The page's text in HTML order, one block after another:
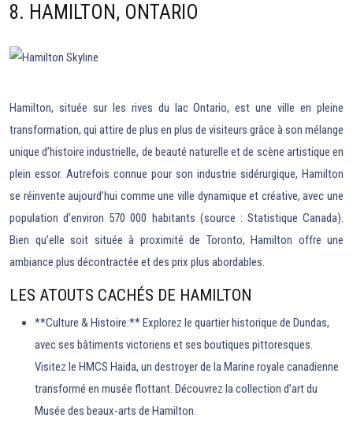
8. HAMILTON, ONTARIO
Hamilton, située sur les rives du lac Ontario, est une ville en pleine
transformation, qui attire de plus en plus de visiteurs grâce à son mélange
unique d’histoire industrielle, de beauté naturelle et de scène artistique en
plein essor. Autrefois connue pour son industrie sidérurgique, Hamilton
se réinvente aujourd’hui comme une ville dynamique et créative, avec une
population d’environ 570 000 habitants (source : Statistique Canada).
Bien qu’elle soit située à proximité de Toronto, Hamilton offre une
ambiance plus décontractée et des prix plus abordables.
LES ATOUTS CACHÉS DE HAMILTON
**Culture & Histoire:** Explorez le quartier historique de Dundas,
avec ses bâtiments victoriens et ses boutiques pittoresques.
Visitez le HMCS Haida, un destroyer de la Marine royale canadienne
transformé en musée flottant. Découvrez la collection d’art du
Musée des beaux-arts de Hamilton.